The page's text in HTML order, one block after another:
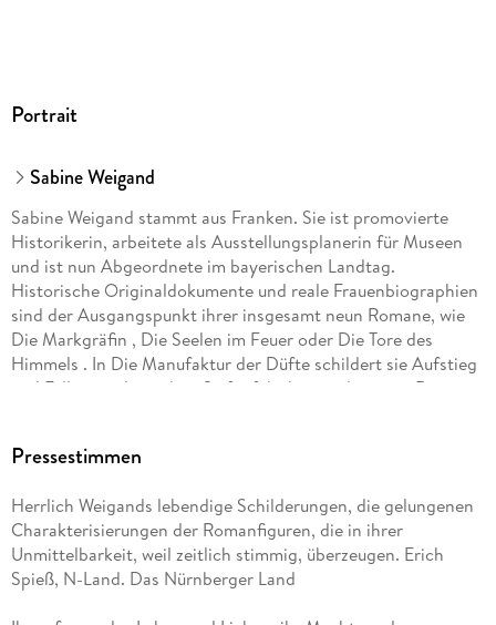
Portrait
Sabine Weigand
Sabine Weigand stammt aus Franken. Sie ist promovierte
Historikerin, arbeitete als Ausstellungsplanerin für Museen
und ist nun Abgeordnete im bayerischen Landtag.
Historische Originaldokumente und reale Frauenbiographien
sind der Ausgangspunkt ihrer insgesamt neun Romane, wie
Die Markgräfin , Die Seelen im Feuer oder Die Tore des
Himmels . In Die Manufaktur der Düfte schildert sie Aufstieg
und Fall einer deutschen Seifenfabrikantendynastie. Das
»Kulturmeter« Stadt Schwabach, Kulturpreis der
Kulturstiftung IHK Franken
Pressestimmen
Herrlich Weigands lebendige Schilderungen, die gelungenen
Charakterisierungen der Romanfiguren, die in ihrer
Unmittelbarkeit, weil zeitlich stimmig, überzeugen. Erich
Spieß, N-Land. Das Nürnberger Land